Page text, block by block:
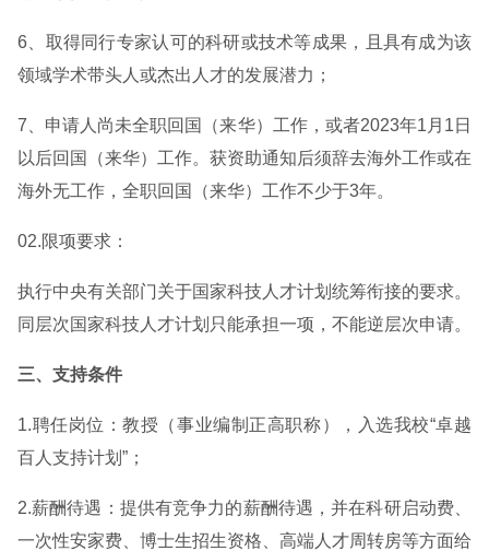
6、取得同行专家认可的科研或技术等成果，且具有成为该
领域学术带头人或杰出人才的发展潜力；
7、申请人尚未全职回国（来华）工作，或者2023年1月1日
以后回国（来华）工作。获资助通知后须辞去海外工作或在
海外无工作，全职回国（来华）工作不少于3年。
02.限项要求：
执行中央有关部门关于国家科技人才计划统筹衔接的要求。
同层次国家科技人才计划只能承担一项，不能逆层次申请。
三、支持条件
1.聘任岗位：教授（事业编制正高职称），入选我校“卓越
百人支持计划”；
2.薪酬待遇：提供有竞争力的薪酬待遇，并在科研启动费、
一次性安家费、博士生招生资格、高端人才周转房等方面给